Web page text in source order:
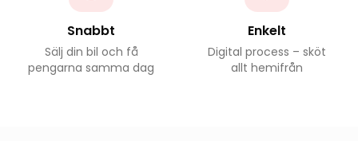
Snabbt
Sälj din bil och få
pengarna samma dag
Enkelt
Digital process – sköt
allt hemifrån